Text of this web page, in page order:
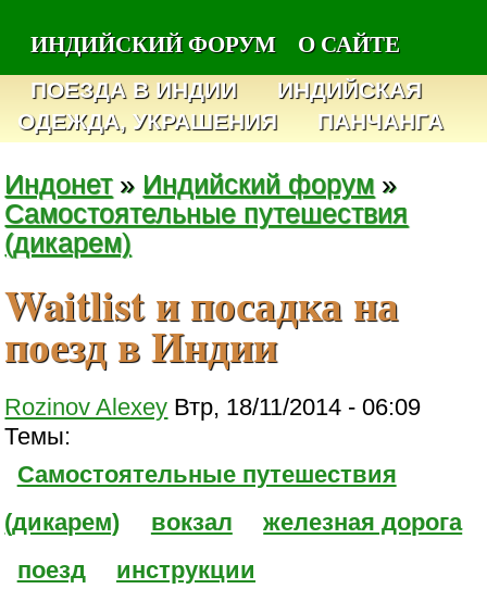
ИНДИЙСКИЙ ФОРУМ
О САЙТЕ
ПОЕЗДА В ИНДИИ
ИНДИЙСКАЯ
ОДЕЖДА, УКРАШЕНИЯ
ПАНЧАНГА
Индонет» Индийский форум »
Самостоятельные путешествия
(дикарем)
Waitlist и посадка на
поезд в Индии
Rozinov Alexey Втр, 18/11/2014 - 06:09
Темы:
Самостоятельные путешествия
(дикарем)
вокзал
железная дорога
поезд
инструкции